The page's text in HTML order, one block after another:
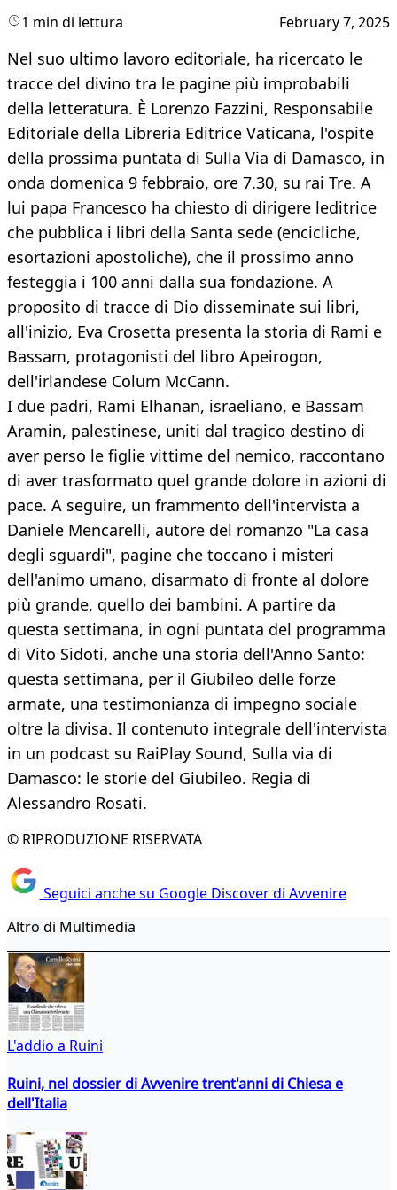
1 min di lettura February 7, 2025
Nel suo ultimo lavoro editoriale, ha ricercato le
tracce del divino tra le pagine più improbabili
della letteratura. È Lorenzo Fazzini, Responsabile
Editoriale della Libreria Editrice Vaticana, l'ospite
della prossima puntata di Sulla Via di Damasco, in
onda domenica 9 febbraio, ore 7.30, su rai Tre. A
lui papa Francesco ha chiesto di dirigere leditrice
che pubblica i libri della Santa sede (encicliche,
esortazioni apostoliche), che il prossimo anno
festeggia i 100 anni dalla sua fondazione. A
proposito di tracce di Dio disseminate sui libri,
all'inizio, Eva Crosetta presenta la storia di Rami e
Bassam, protagonisti del libro Apeirogon,
dell'irlandese Colum McCann.
I due padri, Rami Elhanan, israeliano, e Bassam
Aramin, palestinese, uniti dal tragico destino di
aver perso le figlie vittime del nemico, raccontano
di aver trasformato quel grande dolore in azioni di
pace. A seguire, un frammento dell'intervista a
Daniele Mencarelli, autore del romanzo "La casa
degli sguardi", pagine che toccano i misteri
dell'animo umano, disarmato di fronte al dolore
più grande, quello dei bambini. A partire da
questa settimana, in ogni puntata del programma
di Vito Sidoti, anche una storia dell'Anno Santo:
questa settimana, per il Giubileo delle forze
armate, una testimonianza di impegno sociale
oltre la divisa. Il contenuto integrale dell'intervista
in un podcast su RaiPlay Sound, Sulla via di
Damasco: le storie del Giubileo. Regia di
Alessandro Rosati.
© RIPRODUZIONE RISERVATA
Seguici anche su Google Discover di Avvenire
Altro di Multimedia
L'addio a Ruini
Ruini, nel dossier di Avvenire trent'anni di Chiesa e
dell'Italia